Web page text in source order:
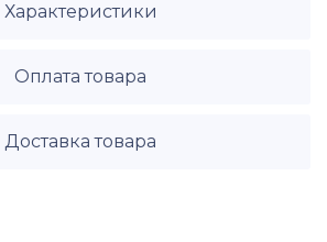
Характеристики
Оплата товара
Доставка товара